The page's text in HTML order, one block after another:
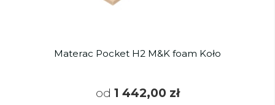
Materac Pocket H2 M&K foam Koło
od 1 442,00 zł